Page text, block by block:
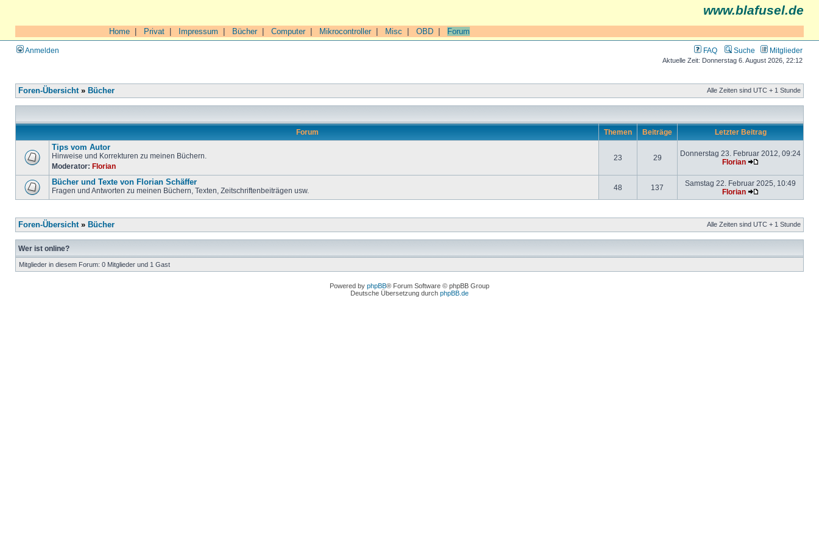
www.blafusel.de
Home Privat Impressum Bücher| Computer| Mikrocontroller| Misc OBD Forum
Anmelden FAQ Suche Mitglieder
Aktuelle Zeit: Donnerstag 6. August 2026, 22:12
Foren-Übersicht» Bücher Alle Zeiten sind UTC + 1 Stunde
Forum Themen Beiträge Letzter Beitrag
Tips vom Autor
Hinweise und Korrekturen zu meinen Büchern.
Moderator: Florian
23 29
Donnerstag 23. Februar 2012, 09:24
Florian
Bücher und Texte von Florian Schäffer
Fragen und Antworten zu meinen Büchern, Texten, Zeitschriftenbeiträgen usw. 48 137
Samstag 22. Februar 2025, 10:49
Florian
Foren-Übersicht» Bücher Alle Zeiten sind UTC + 1 Stunde
Wer ist online?
Mitglieder in diesem Forum: 0 Mitglieder und 1 Gast
Powered by phpBB® Forum Software © phpBB Group
Deutsche Übersetzung durch phpBB.de